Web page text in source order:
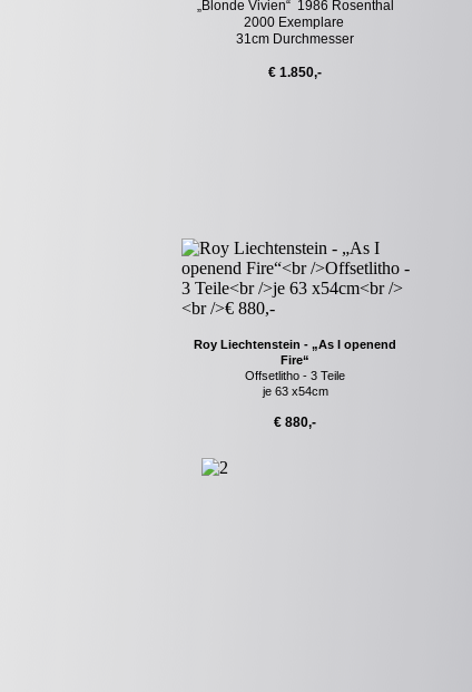
„Blonde Vivien“ 1986 Rosenthal
2000 Exemplare
31cm Durchmesser
€ 1.850,-
Roy Liechtenstein - „As I openend
Fire“
Offsetlitho - 3 Teile
je 63 x54cm
€ 880,-